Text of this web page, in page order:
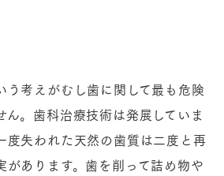
う考えがむし歯に関して最も危険
ん。歯科治療技術は発展していま
度失われた天然の歯質は二度と再
があります。歯を削って詰め物や